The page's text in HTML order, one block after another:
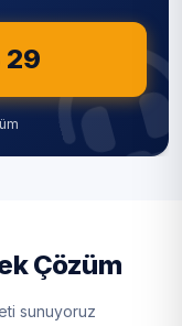
29
Çözüm
sunuyoruz